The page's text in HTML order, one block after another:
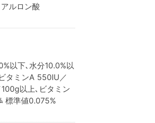
ルロン酸
以下､水分10.0%以
タミンA 550IU／
以上､ビタミン
標準値0.075%